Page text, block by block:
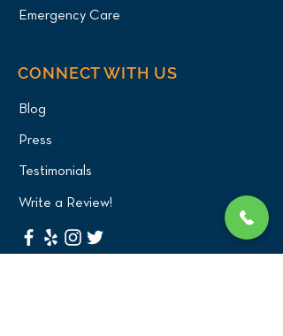
Emergency Care
CONNECT WITH US
Blog
Press
Testimonials
Write a Review!